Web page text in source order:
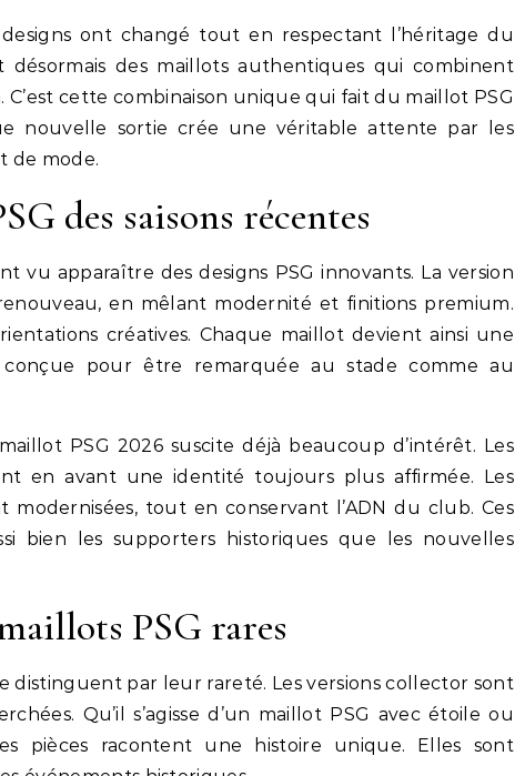
ont changé tout en respectant l’héritage du
désormais des maillots authentiques qui combinent
cette combinaison unique qui fait du maillot PSG
nouvelle sortie crée une véritable attente par les
de mode.
des saisons récentes
vu apparaître des designs PSG innovants. La version
en mêlant modernité et finitions premium.
créatives. Chaque maillot devient ainsi une
pour être remarquée au stade comme au
PSG 2026 suscite déjà beaucoup d’intérêt. Les
en avant une identité toujours plus affirmée. Les
modernisées, tout en conservant l’ADN du club. Ces
bien les supporters historiques que les nouvelles
PSG rares
distinguent par leur rareté. Les versions collector sont
Qu’il s’agisse d’un maillot PSG avec étoile ou
pièces racontent une histoire unique. Elles sont